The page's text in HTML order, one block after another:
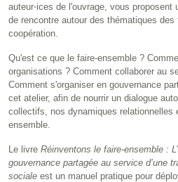
auteur⋅ices de l'ouvrage, vous
de rencontre autour des thématiques
coopération.
Qu'est ce que le faire-ensemble ?
organisations ? Comment collaborer au
Comment s'organiser en gouvernance
cet atelier, afin de nourrir un dialogue
collectifs, nos dynamiques relationnelles
ensemble.
Le livre Réinventons le faire-ensemble :
gouvernance partagée au service d’une
sociale est un manuel pratique pour